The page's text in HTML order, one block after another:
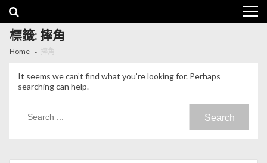
Skip to navigation
Skip to content
標籤: 摔角
Home 摔角
It seems we can’t find what you’re looking for. Perhaps
searching can help.